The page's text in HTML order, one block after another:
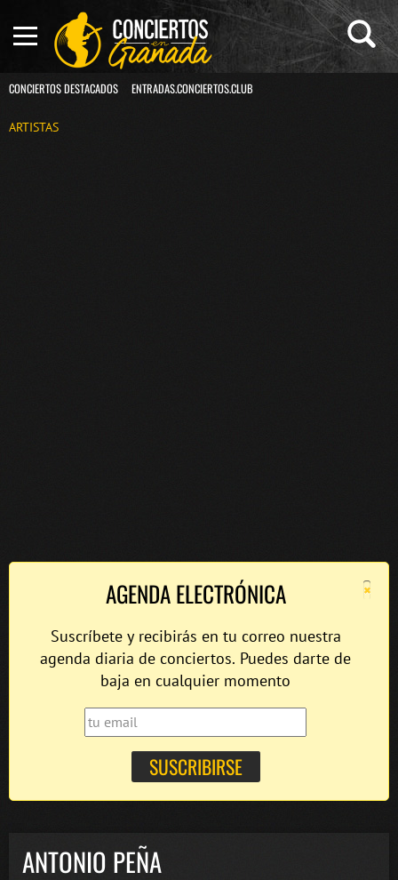
CONCIERTOS DESTACADOS ENTRADAS.CONCIERTOS.CLUB
ARTISTAS
×
AGENDA ELECTRÓNICA
Suscríbete y recibirás en tu correo nuestra
agenda diaria de conciertos. Puedes darte de
baja en cualquier momento
ANTONIO PEÑA